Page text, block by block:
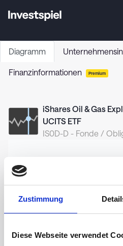
Zustimmung
Diese Webseite verwendet
Diagramm
Finanzinformationen Premium
iShares Oil & Gas
UCITS ETF
IS0D-D - Fonde /
30,0
31,0